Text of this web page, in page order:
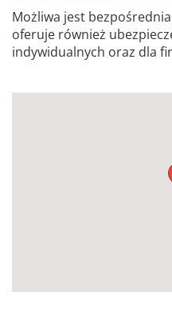
Możliwa jest
oferuje również
indywidualnych oraz dla